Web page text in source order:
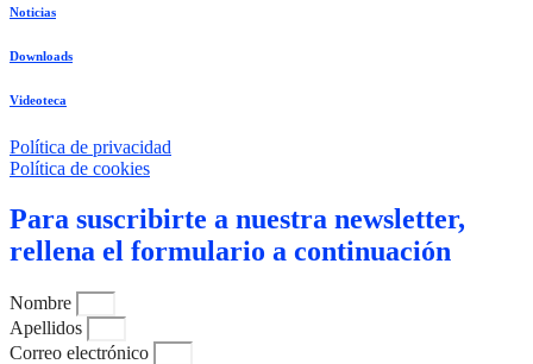
Noticias
Downloads
Videoteca
Política de privacidad
Política de cookies
Para suscribirte a nuestra newsletter,
rellena el formulario a continuación
Nombre
Apellidos
Correo electrónico